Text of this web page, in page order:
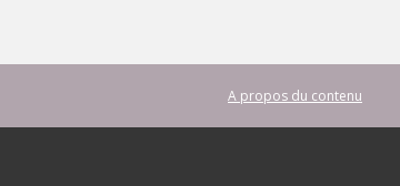
A propos du contenu